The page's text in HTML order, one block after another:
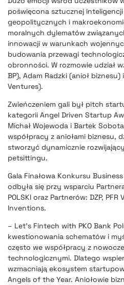
poświęcona sztucznej
geopolitycznych i
moralnych dylematów
innowacji w warunkach
budowania przewagi
obronności. W rozmowie udział
BP), Adam Radzki (anioł biznesu)
Ventures).
Zwieńczeniem gali był pitch
kategorii Angel Driven Startup
Michał Wojewoda i Bartek
współpracy z aniołami biznesu,
stworzyć dynamicznie
petsittingu.
Gala Finałowa Konkursu
odbyła się przy wsparciu
POLSKI oraz Partnerów: DZP,
Inventions.
– Let’s Fintech with PKO Bank
kwestionowania schematów i
często we współpracy z
technologicznymi. Dlatego
wzmacniają ekosystem
Angels of the Year. Aniołowie